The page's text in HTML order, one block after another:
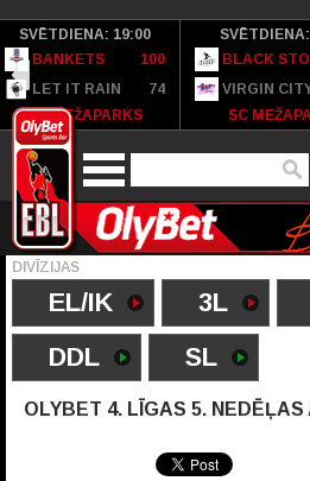
SVĒTDIENA: 19:00
BANKETS
100
LET IT RAIN
74
SC MEŽAPARKS
BLACK
VIRGIN
SC
DIVĪZIJAS
EL/IK 3L
DDL
SL
OLYBET 4. LĪGAS 5. NEDĒĻAS